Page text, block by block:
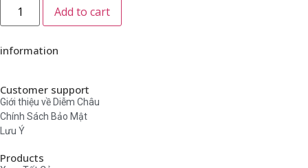
Add to cart
information
Customer support
Giới thiệu về Diễm Châu
Chính Sách Bảo Mật
Lưu Ý
Products